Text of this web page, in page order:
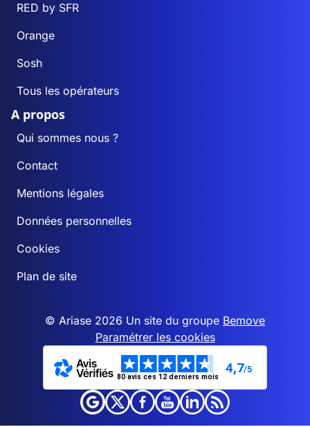
RED by SFR
Orange
Sosh
Tous les opérateurs
A propos
Qui sommes nous ?
Contact
Mentions légales
Données personnelles
Cookies
Plan de site
© Ariase 2026 Un site du groupe Bemove
Paramétrer les cookies
80 avis ces 12 derniers mois
4,7/5